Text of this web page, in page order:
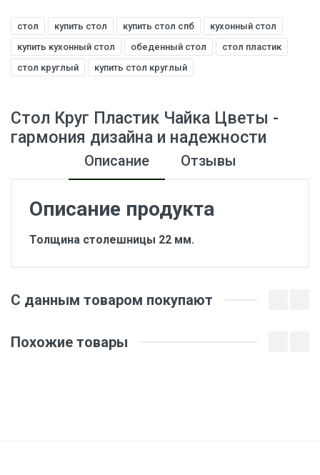
стол купить стол купить стол спб
кухонный стол
купить кухонный стол
обеденный стол
стол пластик
стол круглый
купить стол круглый
Стол Круг Пластик Чайка Цветы -
гармония дизайна и надежности
Описание Отзывы
Описание продукта
Толщина столешницы 22 мм.
Оставить отзыв о товаре
С данным товаром покупают
Похожие товары